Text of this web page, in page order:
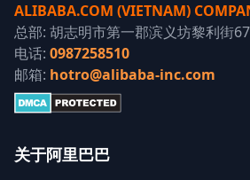
ALIBABA.COM (VIETNAM)
总部: 胡志明市第一郡滨义坊黎利街
电话: 0987258510
邮箱: hotro@alibaba-inc.com
关于阿里巴巴